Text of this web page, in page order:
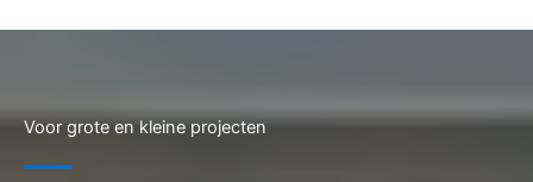
Voor grote en kleine projecten